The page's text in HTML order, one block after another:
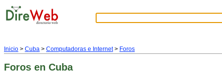
Inicio > Cuba > Computadoras e Internet> Foros
Foros en Cuba